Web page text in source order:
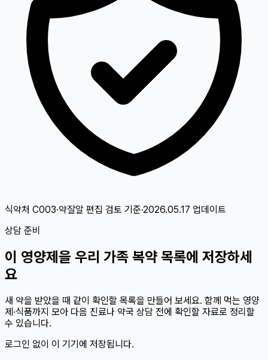
식약처 C003·약잘알 편집 검토 기준·2026.05.17 업데이트
상담 준비
이 영양제 을 우리 가족 복약 목록에 저장하세
요
새 약을 받았을 때 같이 확인할 목록을 만들어 보세요. 함께 먹는 영양
제·식품까지 모아 다음 진료나 약국 상담 전에 확인할 자료로 정리할
수 있습니다.
로그인 없이 이 기기에 저장됩니다.